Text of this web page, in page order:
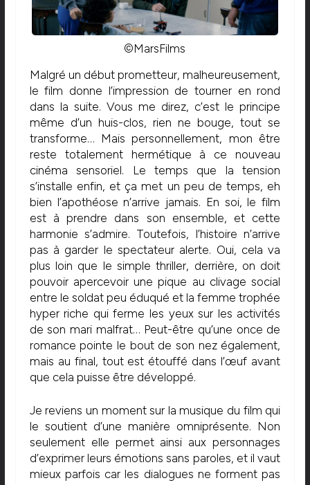
©MarsFilms
Malgré un début prometteur, malheureusement,
le film donne l’impression de tourner en rond
dans la suite. Vous me direz, c’est le principe
même d’un huis-clos, rien ne bouge, tout se
transforme… Mais personnellement, mon être
reste totalement hermétique à ce nouveau
cinéma sensoriel. Le temps que la tension
s’installe enfin, et ça met un peu de temps, eh
bien l’apothéose n’arrive jamais. En soi, le film
est à prendre dans son ensemble, et cette
harmonie s’admire. Toutefois, l’histoire n’arrive
pas à garder le spectateur alerte. Oui, cela va
plus loin que le simple thriller, derrière, on doit
pouvoir apercevoir une pique au clivage social
entre le soldat peu éduqué et la femme trophée
hyper riche qui ferme les yeux sur les activités
de son mari malfrat… Peut-être qu’une once de
romance pointe le bout de son nez également,
mais au final, tout est étouffé dans l’œuf avant
que cela puisse être développé.
Je reviens un moment sur la musique du film qui
le soutient d’une manière omniprésente. Non
seulement elle permet ainsi aux personnages
d’exprimer leurs émotions sans paroles, et il vaut
mieux parfois car les dialogues ne forment pas